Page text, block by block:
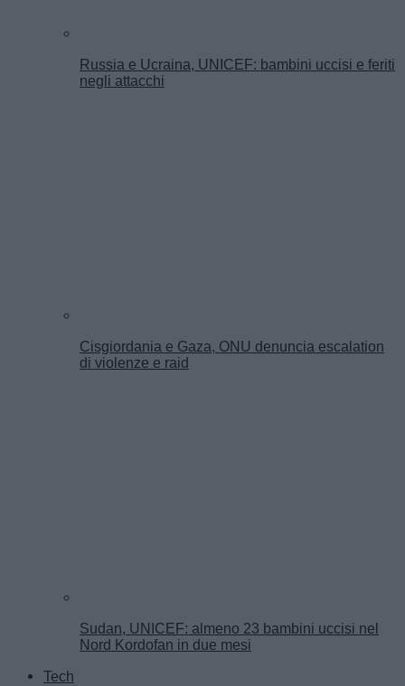
Russia e Ucraina, UNICEF: bambini uccisi e feriti
negli attacchi
Cisgiordania e Gaza, ONU denuncia escalation
di violenze e raid
Sudan, UNICEF: almeno 23 bambini uccisi nel
Nord Kordofan in due mesi
Tech